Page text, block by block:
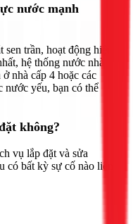
nước mạnh
trần, hoạt động hiệu
hệ thống nước nhà
nhà cấp 4 hoặc các
nước yếu, bạn có thể
không?
vụ lắp đặt và sửa
bất kỳ sự cố nào liên